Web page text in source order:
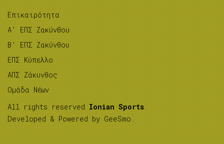
Επικαιρότητα
A’ ΕΠΣ Ζακύνθου
B’ ΕΠΣ Ζακύνθου
ΕΠΣ Κύπελλο
ΑΠΣ Ζάκυνθος
Ομάδα Νέων
All rights reserved Ionian Sports .
Developed & Powered by GeeSmo .